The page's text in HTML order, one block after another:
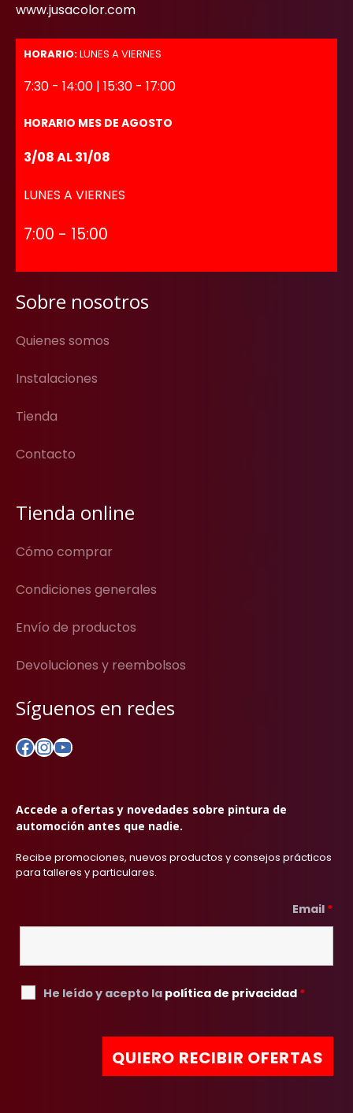
www.jusacolor.com
HORARIO:LUNES A VIERNES
7:30 - 14:00 | 15:30 - 17:00
HORARIO MES DE AGOSTO
3/08 AL 31/08
LUNES A VIERNES
7:00 - 15:00
Sobre nosotros
Quienes somos
Instalaciones
Tienda
Contacto
Tienda online
Cómo comprar
Condiciones generales
Envío de productos
Devoluciones y reembolsos
Síguenos en redes
Facebook
Instagram
YouTube
Accede a ofertas y novedades sobre pintura de
automoción antes que nadie.
Recibe promociones, nuevos productos y consejos prácticos
para talleres y particulares.
Email *
He leído y acepto la política de privacidad *